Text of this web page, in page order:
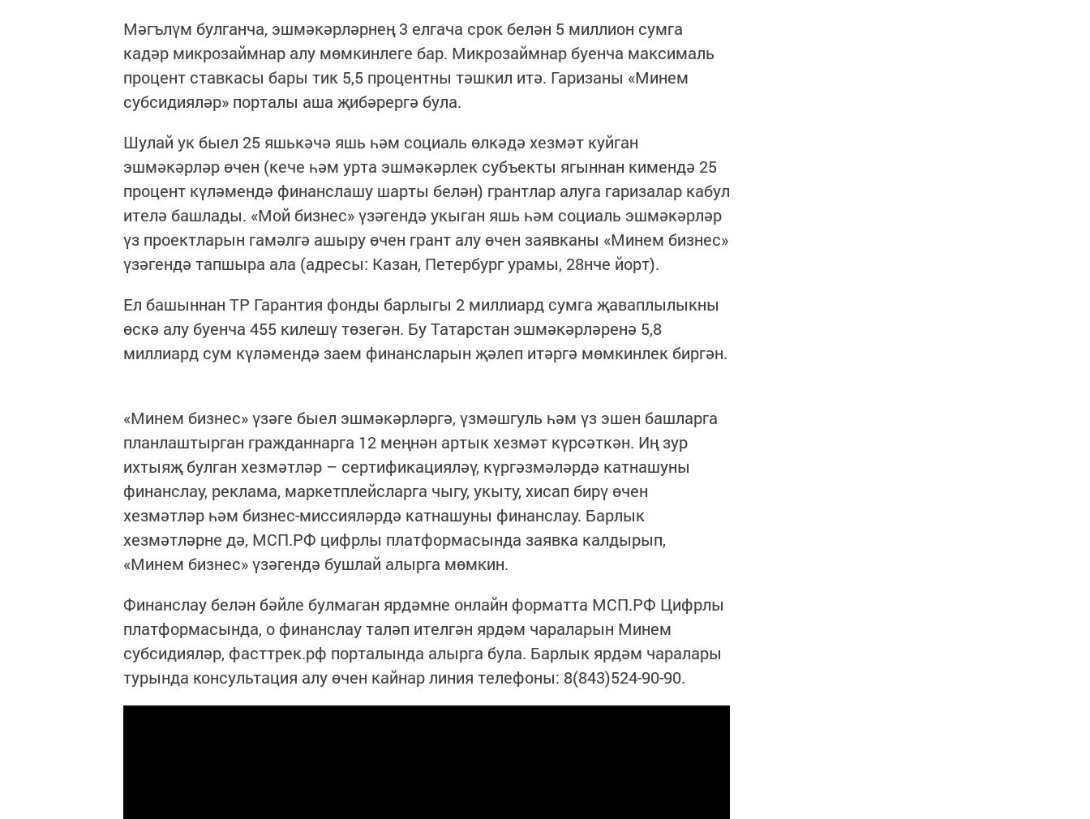
Мәгълүм булганча, эшмәкәрләрнең 3 елгача срок белән 5 миллион сумга
кадәр микрозаймнар алу мөмкинлеге бар. Микрозаймнар буенча максималь
процент ставкасы бары тик 5,5 процентны тәшкил итә. Гаризаны «Минем
субсидияләр» порталы аша җибәрергә була.
Шулай ук быел 25 яшькәчә яшь һәм социаль өлкәдә хезмәт куйган
эшмәкәрләр өчен (кече һәм урта эшмәкәрлек субъекты ягыннан кимендә 25
процент күләмендә финанслашу шарты белән) грантлар алуга гаризалар кабул
ителә башлады. «Мой бизнес» үзәгендә укыган яшь һәм социаль эшмәкәрләр
үз проектларын гамәлгә ашыру өчен грант алу өчен заявканы «Минем бизнес»
үзәгендә тапшыра ала (адресы: Казан, Петербург урамы, 28нче йорт).
Ел башыннан ТР Гарантия фонды барлыгы 2 миллиард сумга җаваплылыкны
өскә алу буенча 455 килешү төзегән. Бу Татарстан эшмәкәрләренә 5,8
миллиард сум күләмендә заем финансларын җәлеп итәргә мөмкинлек биргән.
«Минем бизнес» үзәге быел эшмәкәрләргә, үзмәшгуль һәм үз эшен башларга
планлаштырган гражданнарга 12 меңнән артык хезмәт күрсәткән. Иң зур
ихтыяҗ булган хезмәтләр – сертификацияләү, күргәзмәләрдә катнашуны
финанслау, реклама, маркетплейсларга чыгу, укыту, хисап бирү өчен
хезмәтләр һәм бизнес-миссияләрдә катнашуны финанслау. Барлык
хезмәтләрне дә, МСП.РФ цифрлы платформасында заявка калдырып,
«Минем бизнес» үзәгендә бушлай алырга мөмкин.
Финанслау белән бәйле булмаган ярдәмне онлайн форматта МСП.РФ Цифрлы
платформасында, o финанслау таләп ителгән ярдәм чараларын Минем
субсидияләр, фасттрек.рф порталында алырга була. Барлык ярдәм чаралары
турында консультация алу өчен кайнар линия телефоны: 8(843)524-90-90.